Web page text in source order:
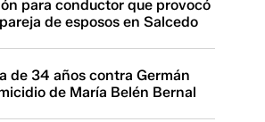
para conductor que provocó
de esposos en Salcedo
de 34 años contra Germán
de María Belén Bernal